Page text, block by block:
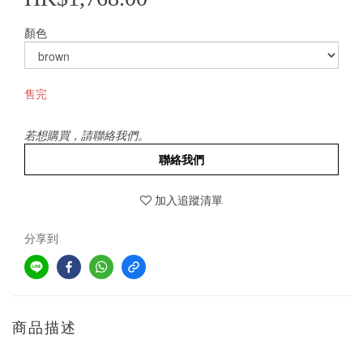
顏色
售完
若想購買，請聯絡我們。
聯絡我們
加入追蹤清單
分享到
商品描述